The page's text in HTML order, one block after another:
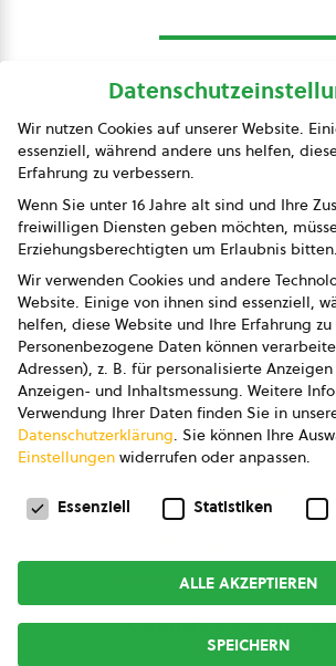
Presse
Impressum
Datenschutz
AGB
AGB Marketing
AGB Bildung
Newsletter
Copyright © 2026bio
Wir nutzen Cookies auf unserer Website.
essenziell, während andere uns helfen,
Erfahrung zu verbessern.
Wenn Sie unter 16 Jahre alt sind und Ihre
freiwilligen Diensten geben möchten,
Erziehungsberechtigten um Erlaubnis bitten.
Wir verwenden Cookies und andere
Website. Einige von ihnen sind essenziell,
helfen, diese Website und Ihre Erfahrung zu
Personenbezogene Daten können
Adressen), z. B. für personalisierte
Anzeigen- und Inhaltsmessung. Weitere
Verwendung Ihrer Daten finden Sie in
Datenschutzerklärung. Sie können Ihre
Einstellungen widerrufen oder anpassen.
Datenschutzeinstellungen
Essenziell Statistiken
ALLE AKZEPTIEREN
SPEICHERN